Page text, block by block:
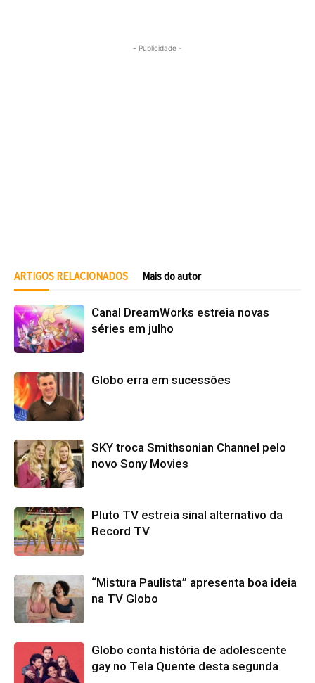
- Publicidade -
ARTIGOS RELACIONADOS Mais do autor
Canal DreamWorks estreia novas
séries em julho
Globo erra em sucessões
SKY troca Smithsonian Channel pelo
novo Sony Movies
Pluto TV estreia sinal alternativo da
Record TV
“Mistura Paulista” apresenta boa ideia
na TV Globo
Globo conta história de adolescente
gay no Tela Quente desta segunda